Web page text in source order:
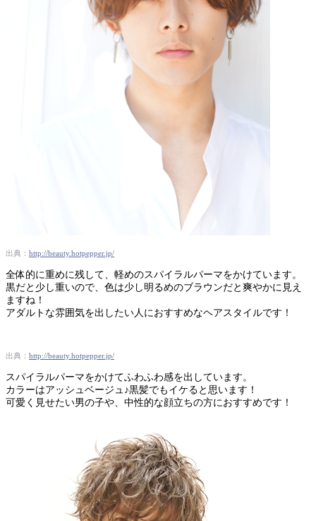
出典： http://beauty.hotpepper.jp/
全体的に重めに残して、軽めのスパイラルパーマをかけています。
黒だと少し重いので、色は少し明るめのブラウンだと爽やかに見え
ますね！
アダルトな雰囲気を出したい人におすすめなヘアスタイルです！
出典： http://beauty.hotpepper.jp/
スパイラルパーマをかけてふわふわ感を出しています。
カラーはアッシュベージュ♪黒髪でもイケると思います！
可愛く見せたい男の子や、中性的な顔立ちの方におすすめです！